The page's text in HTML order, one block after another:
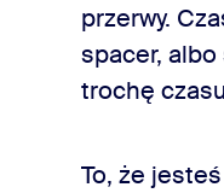
wideo
z telefonu
przerwy.
spacer,
trochę
To, że